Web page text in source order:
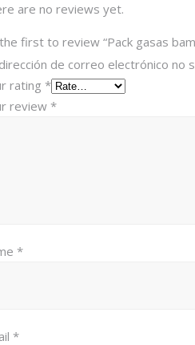
are no reviews yet.
first to review “Pack gasas
de correo electrónico no
rating *
review *
*
*